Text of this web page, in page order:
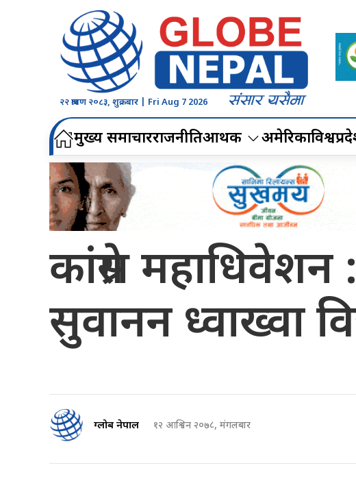
२२ श्रावण २०८३, शुक्रबार | Fri Aug 7 2026
मुख्य समाचारराजनीतिआर्थिक अमेरिकाविश्व
कांग्रेस
सुवानन ध्वाख्वा
ग्लोब नेपाल १२ आश्विन २०७८, मंगलबार